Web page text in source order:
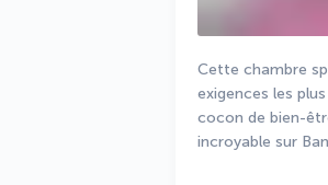
Cette chambre
exigences les
cocon de bien-
incroyable sur